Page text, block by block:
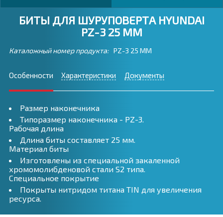
БИТЫ ДЛЯ ШУРУПОВЕРТА HYUNDAI
PZ-3 25 ММ
Каталожный номер продукта: PZ-3 25 ММ
Особенности Характеристики Документы
Размер наконечника
Типоразмер наконечника - PZ-3.
Рабочая длина
Длина биты составляет 25 мм.
Материал биты
Изготовлены из специальной закаленной
хромомолибденовой стали S2 типа.
Специальное покрытие
Покрыты нитридом титана TIN для увеличения
ресурса.